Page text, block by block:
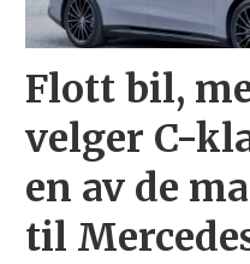
Flott bil,
velger C-
en av de
til